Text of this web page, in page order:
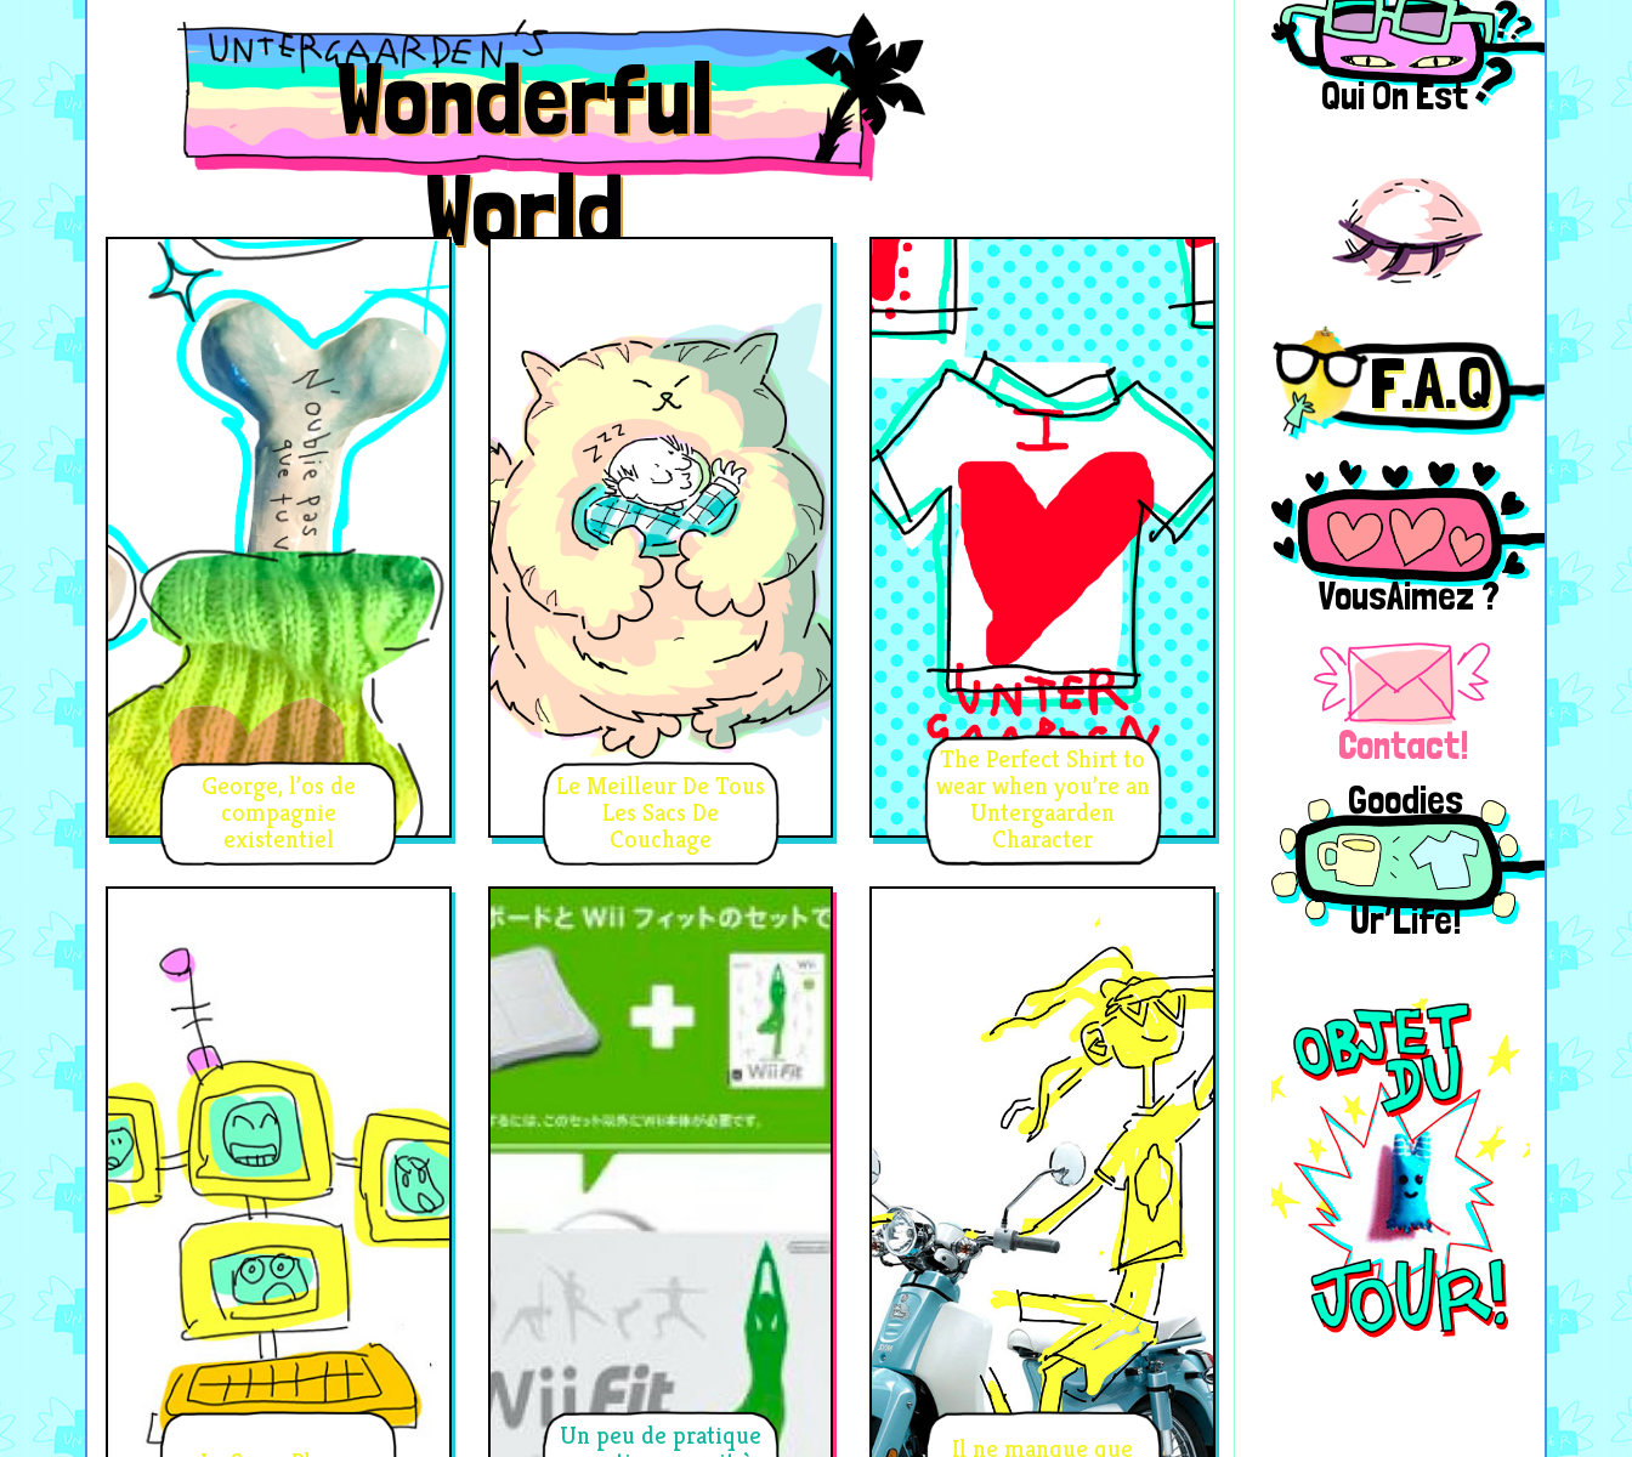
Qui On Est
F.A.Q
VousAimez ?
Contact!
Goodies
Ur’Life!
Wonderful
World
George, l’os de
compagnie
existentiel
Le Meilleur De Tous
Les Sacs De
Couchage
The Perfect Shirt to
wear when you’re an
Untergaarden
Character
Un peu de pratique
Il ne manque que